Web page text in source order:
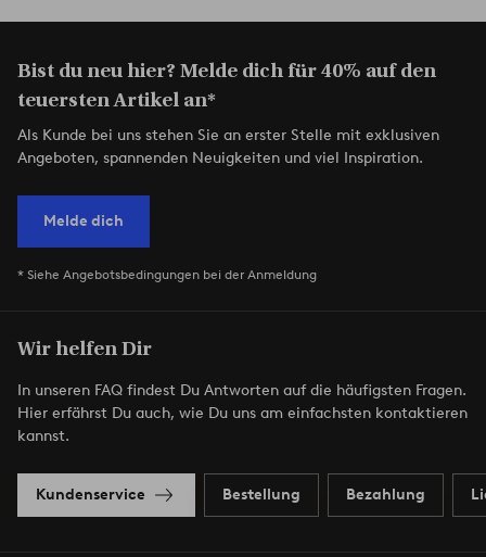
Bist du neu hier? Melde dich für 40% auf den
teuersten Artikel an*
Als Kunde bei uns stehen Sie an erster Stelle mit exklusiven
Angeboten, spannenden Neuigkeiten und viel Inspiration.
Melde dich
* Siehe Angebotsbedingungen bei der Anmeldung
Wir helfen Dir
In unseren FAQ findest Du Antworten auf die häufigsten Fragen.
Hier erfährst Du auch, wie Du uns am einfachsten kontaktieren
kannst.
Kundenservice Bestellung Bezahlung